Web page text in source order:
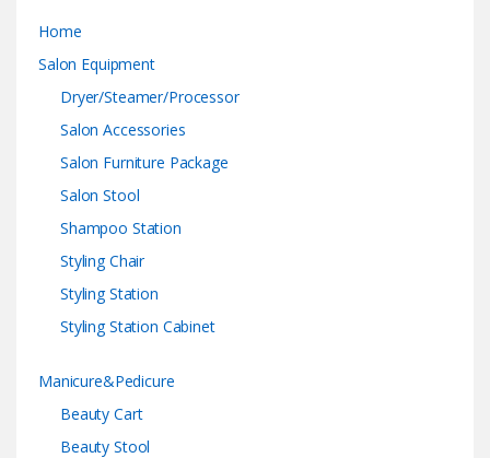
Home
Salon Equipment
Dryer/Steamer/Processor
Salon Accessories
Salon Furniture Package
Salon Stool
Shampoo Station
Styling Chair
Styling Station
Styling Station Cabinet
Manicure&Pedicure
Beauty Cart
Beauty Stool